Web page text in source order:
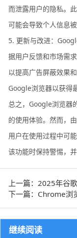
而泄露用户的隐私。
可能会导致个人信息被
5. 更新与改进：
据用户反馈和市场需
以提高广告屏蔽效果
Google浏览器以获得
总之，Google浏览器
的使用体验。然而，
用户在使用过程中可
该功能时保持警惕，
上一篇：2025年谷
下一篇：Chrome浏
继续阅读